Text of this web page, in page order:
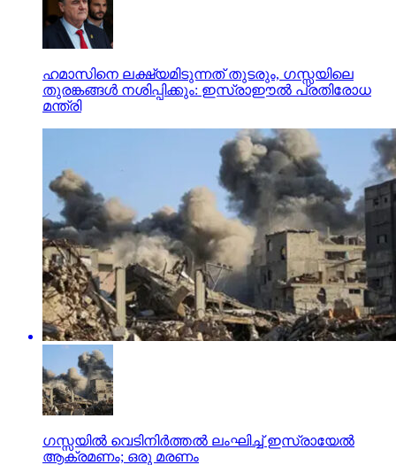
ഹമാസിനെ ലക്ഷ്യമിടുന്നത് തുടരും, ഗസ്സയിലെ
തുരങ്കങ്ങള്‍ നശിപ്പിക്കും: ഇസ്രാഈല്‍ പ്രതിരോധ
മന്ത്രി
ഗസ്സയിൽ വെടിനിര്‍ത്തൽ ലംഘിച്ച് ഇസ്രായേൽ
ആക്രമണം; ഒരു മരണം